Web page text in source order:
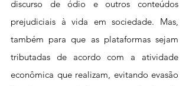
discurso de ódio e outros conteúdos
prejudiciais à vida em sociedade. Mas,
também para que as plataformas sejam
tributadas de acordo com a atividade
econômica que realizam, evitando evasão